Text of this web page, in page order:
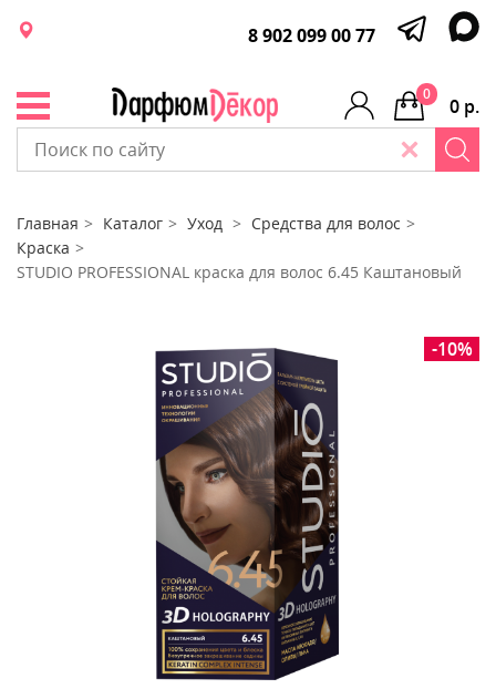
8 902 099 00 77
0 р.
0
Главная Каталог Уход
Средства для волос
Краска
STUDIO PROFESSIONAL краска для волос 6.45 Каштановый
-10%